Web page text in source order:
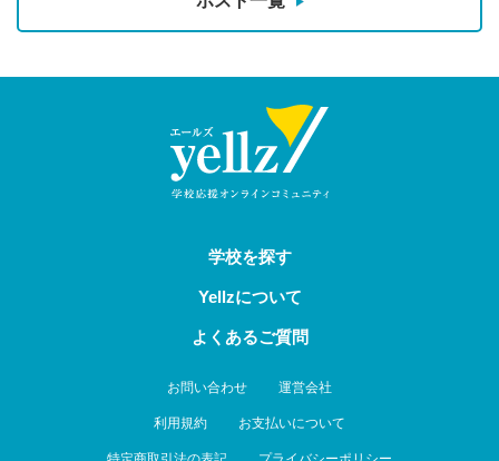
学校を探す
Yellzについて
よくあるご質問
お問い合わせ 運営会社
利用規約 お支払いについて